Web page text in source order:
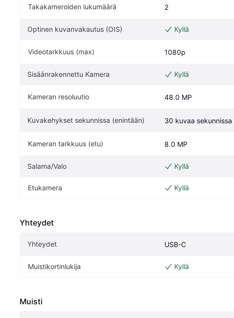
Takakameroiden lukumäärä 2
Optinen kuvanvakautus (OIS) Kyllä
Videotarkkuus (max) 1080p
Sisäänrakennettu Kamera Kyllä
Kameran resoluutio 48.0 MP
Kuvakehykset sekunnissa (enintään) 30 kuvaa sekunnissa
Kameran tarkkuus (etu) 8.0 MP
Salama/Valo Kyllä
Etukamera Kyllä
Yhteydet
Yhteydet USB-C
Muistikortinlukija Kyllä
Muisti